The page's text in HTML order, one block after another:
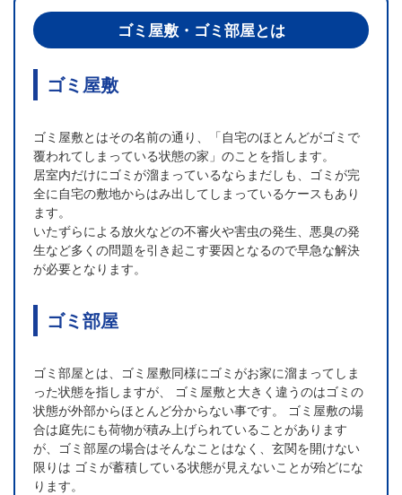
ゴミ屋敷・ゴミ部屋とは
ゴミ屋敷
ゴミ屋敷とはその名前の通り、「自宅のほとんどがゴミで
覆われてしまっている状態の家」のことを指します。
居室内だけにゴミが溜まっているならまだしも、ゴミが完
全に自宅の敷地からはみ出してしまっているケースもあり
ます。
いたずらによる放火などの不審火や害虫の発生、悪臭の発
生など多くの問題を引き起こす要因となるので早急な解決
が必要となります。
ゴミ部屋
ゴミ部屋とは、ゴミ屋敷同様にゴミがお家に溜まってしま
った状態を指しますが、 ゴミ屋敷と大きく違うのはゴミの
状態が外部からほとんど分からない事です。 ゴミ屋敷の場
合は庭先にも荷物が積み上げられていることがあります
が、ゴミ部屋の場合はそんなことはなく、玄関を開けない
限りは ゴミが蓄積している状態が見えないことが殆どにな
ります。